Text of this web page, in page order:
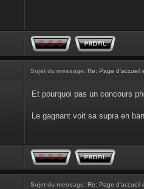
Sujet du message: Re: Page d'accueil
Et pourquoi pas un concours
Le gagnant voit sa supra en
Sujet du message: Re: Page d'accueil